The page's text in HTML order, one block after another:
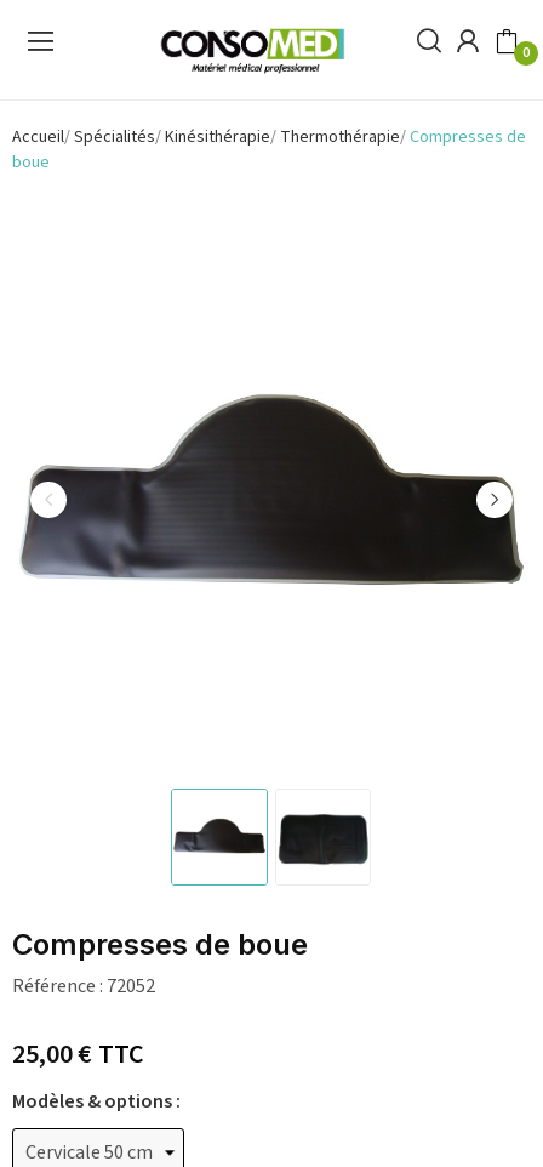
0
Accueil Spécialités Kinésithérapie Thermothérapie Compresses de
boue
Compresses de boue
Référence : 72052
25,00 €TTC
Modèles & options :